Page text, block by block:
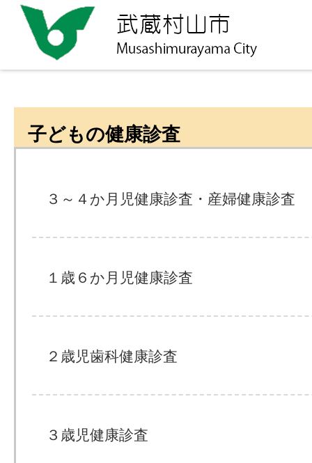
子どもの健康診査
３～４か月児健康診査・産婦健康診査
１歳６か月児健康診査
２歳児歯科健康診査
３歳児健康診査